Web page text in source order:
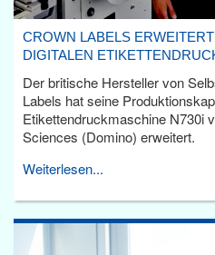
CROWN LABELS
DIGITALEN
Der britische Hersteller von
Labels hat seine
Etikettendruckmaschine N730i
Sciences (Domino) erweitert.
Weiterlesen...